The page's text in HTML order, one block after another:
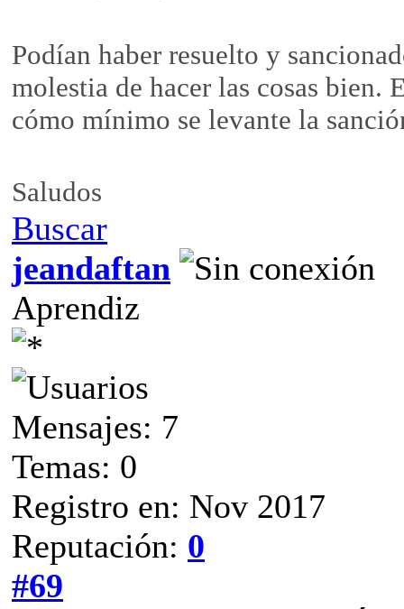
Podían haber resuelto y
molestia de hacer las cosas bien.
cómo mínimo se levante la
Saludos
Buscar
jeandaftan
Aprendiz
Mensajes: 7
Temas: 0
Registro en: Nov 2017
Reputación: 0
#69